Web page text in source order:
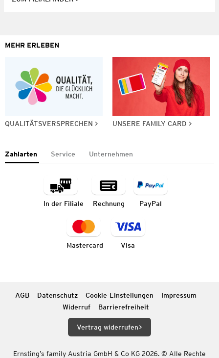
MEHR ERLEBEN
QUALITÄTSVERSPRECHEN UNSERE FAMILY CARD
Zahlarten Service Unternehmen
In der Filiale Rechnung PayPal
Mastercard Visa
AGB Datenschutz Cookie-Einstellungen
Impressum
Widerruf
Barrierefreiheit
Vertrag widerrufen
Ernsting’s family Austria GmbH & Co KG 2026. © Alle Rechte